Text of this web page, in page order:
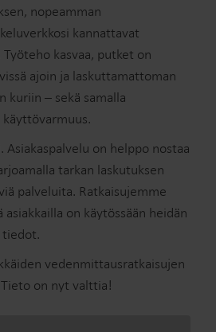
nopeamman
kannattavat
kasvaa, putket on
ajoin ja laskuttamattoman
kuriin – sekä samalla
Asiakaspalvelu on helppo nostaa
tarkan laskutuksen
palveluita. Ratkaisujemme
on käytössään heidän
tiedot.
vedenmittausratkaisujen
on nyt valttia!